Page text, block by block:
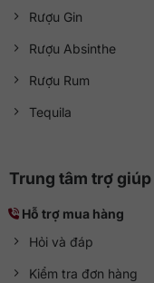
Rượu Gin
Rượu Absinthe
Rượu Rum
Tequila
Trung tâm trợ giúp
Hỗ trợ mua hàng
Hỏi và đáp
Kiểm tra đơn hàng